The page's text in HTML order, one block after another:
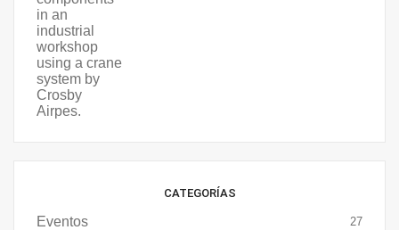
CATEGORÍAS
Eventos 27